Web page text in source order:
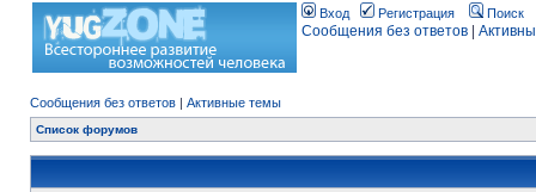
Вход Регистрация Поиск
Сообщения без ответов
Сообщения без ответов | Активные темы
Список форумов